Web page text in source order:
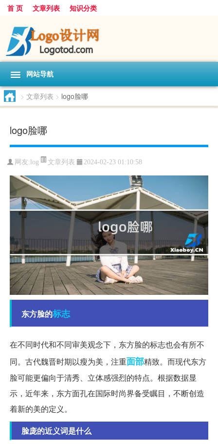
首 页 文章列表 知识分类
网站导航
> 文章列表 > logo脸哪
logo脸哪
网友: log 文章列表 2024-02-23 01:10:58
东方脸的标志
在不同时代和不同审美观念下，东方脸的标志也会有所不
同。古代魏晋时期以瘦为美，注重面部精致。而现代东方
脸可能更偏向于清秀、立体感强烈的特点。根据数据显
示，近年来，东方面孔在国际时尚界备受瞩目，不断创造
着新的美的定义。
脸庞的近义词是什么